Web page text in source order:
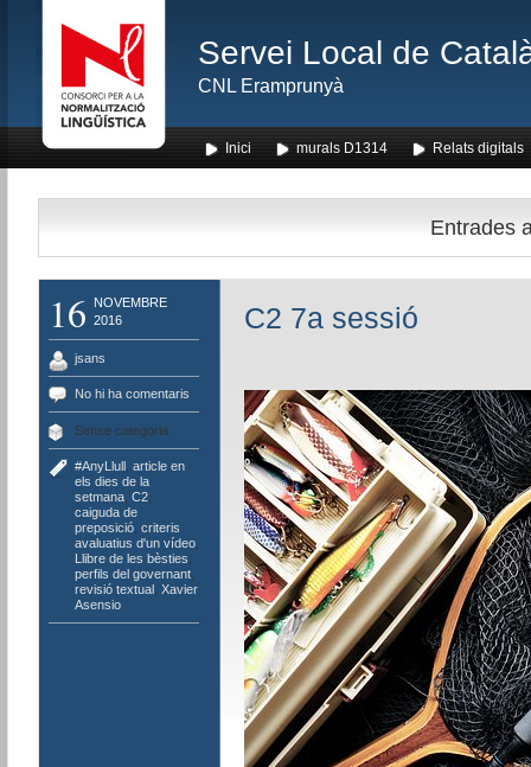
Servei Local de
CNL Eramprunyà
Inici murals D1314 Relats digitals
Entrades
16
NOVEMBRE
2016
jsans
No hi ha comentaris
Sense categoria
#AnyLlull, article en
els dies de la
setmana, C2,
caiguda de
preposició, criteris
avaluatius d'un vídeo,
Llibre de les bèsties
perfils del governant,
revisió textual, Xavier
Asensio
C2 7a sessió